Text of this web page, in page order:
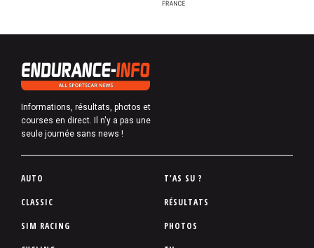
Informations, résultats, photos et
courses en direct. Il n'y a pas une
seule journée sans news !
P
d
d
AUTO
CLASSIC
SIM RACING
T'AS SU ?
RÉSULTATS
PHOTOS